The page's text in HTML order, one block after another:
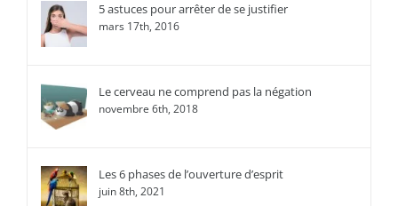
5 astuces pour arrêter de se justifier
mars 17th, 2016
Le cerveau ne comprend pas la négation
novembre 6th, 2018
Les 6 phases de l’ouverture d’esprit
juin 8th, 2021